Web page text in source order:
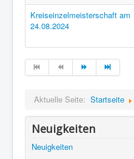
Kreiseinzelmeisterschaft am
24.08.2024
Aktuelle Seite: Startseite
Neuigkeiten
Neuigkeiten